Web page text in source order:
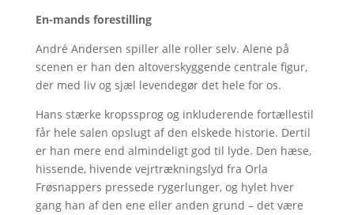
En-mands forestilling
André Andersen spiller alle roller selv. Alene på
scenen er han den altoverskyggende centrale figur,
der med liv og sjæl levendegør det hele for os.
Hans stærke kropssprog og inkluderende fortællestil
får hele salen opslugt af den elskede historie. Dertil
er han mere end almindeligt god til lyde. Den hæse,
hissende, hivende vejrtrækningslyd fra Orla
Frøsnappers pressede rygerlunger, og hylet hver
gang han af den ene eller anden grund – det være